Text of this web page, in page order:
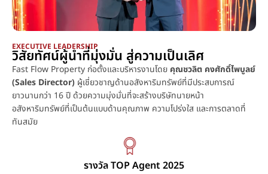
EXECUTIVE LEADERSHIP
วิสัยทัศน์ผู้นำที่มุ่งมั่น สู่ความเป็นเลิศ
Fast Flow Property ก่อตั้งและบริหารงานโดย คุณชวลิต คงศักดิ์ไพบูลย์
(Sales Director) ผู้เชี่ยวชาญด้านอสังหาริมทรัพย์ที่มีประสบการณ์
ยาวนานกว่า 16 ปี ด้วยความมุ่งมั่นที่จะสร้างบริษัทนายหน้า
อสังหาริมทรัพย์ที่เป็นต้นแบบด้านคุณภาพ ความโปร่งใส และการตลาดที่
ทันสมัย
รางวัล TOP Agent 2025